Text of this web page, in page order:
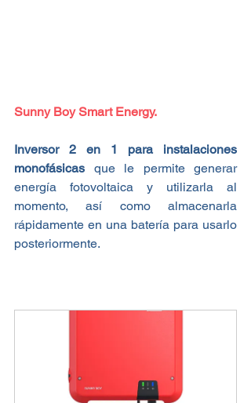
Sunny Boy Smart Energy.
Inversor 2 en 1 para instalaciones
monofásicas que le permite generar
energía fotovoltaica y utilizarla al
momento, así como almacenarla
rápidamente en una batería para usarlo
posteriormente.